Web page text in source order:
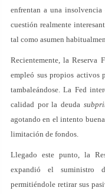
enfrentan a una
cuestión realmente
tal como asumen
Recientemente, la Reserva
empleó sus propios activos
tambaleándose. La Fed
calidad por la deuda
agotando en el intento
limitación de fondos.
Llegado este punto, la
expandió el suministro
permitiéndole retirar sus